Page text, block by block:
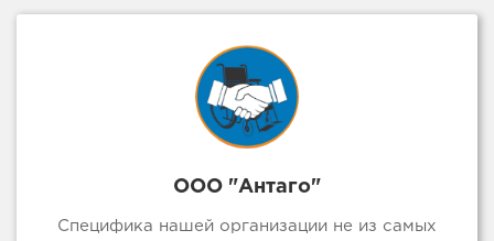
ООО "Антаго"
Специфика нашей организации не из самых